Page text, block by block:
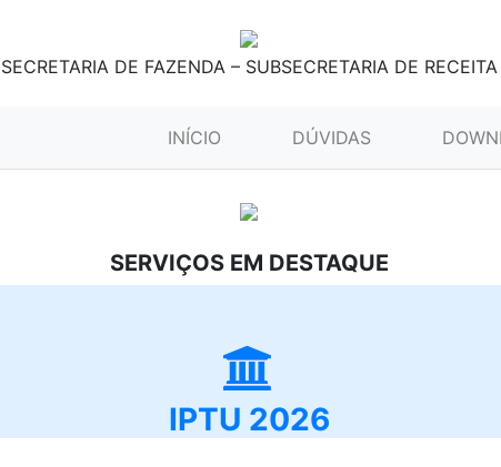
SECRETARIA DE FAZENDA – SUBSECRETARIA DE RECEITA
INÍCIO (CURRENT)DÚVIDAS
SERVIÇOS EM DESTAQUE
IPTU 2026